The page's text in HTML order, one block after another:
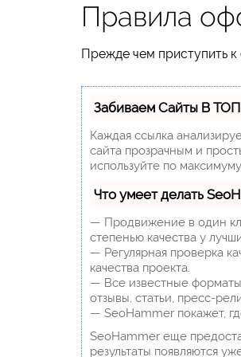
Правила
Прежде чем приступить
Забиваем Сайты В
Каждая ссылка
сайта прозрачным и
используйте по
Что умеет делать
— Продвижение в один
степенью качества у
— Регулярная проверка
качества проекта.
— Все известные
отзывы, статьи, пресс-
— SeoHammer покажет,
SeoHammer еще
результаты появляются